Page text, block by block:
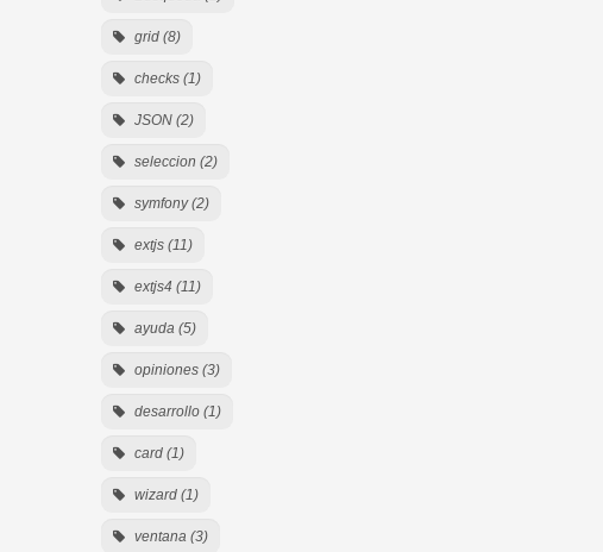
grid (8)
checks (1)
JSON (2)
seleccion (2)
symfony (2)
extjs (11)
extjs4 (11)
ayuda (5)
opiniones (3)
desarrollo (1)
card (1)
wizard (1)
ventana (3)